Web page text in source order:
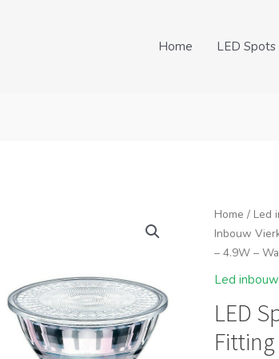
Home LED Spots
Home / Led
Inbouw
– 4.9W –
Led
LED